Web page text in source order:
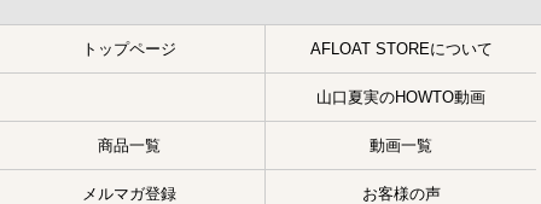
トップページ AFLOAT STOREについて
山口夏実のHOWTO動画
商品一覧 動画一覧
メルマガ登録 お客様の声